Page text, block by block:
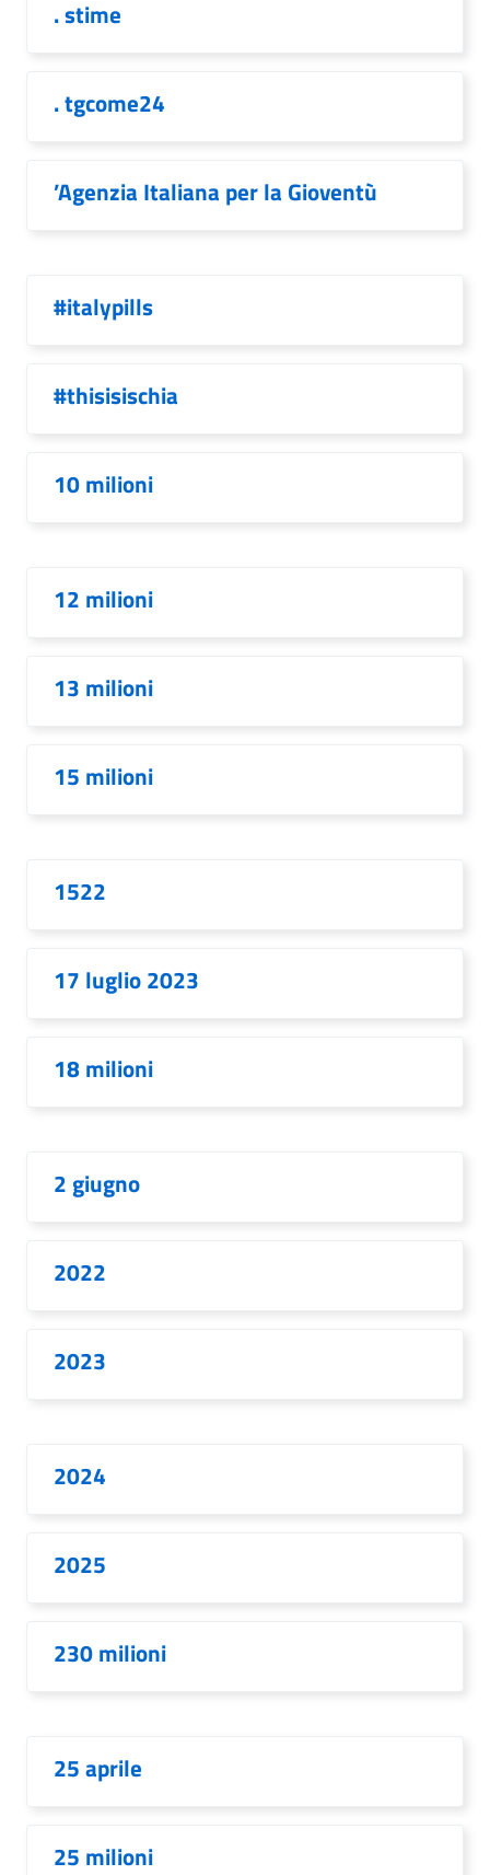
. stime
. tgcome24
’Agenzia Italiana per la Gioventù
#italypills
#thisisischia
10 milioni
12 milioni
13 milioni
15 milioni
1522
17 luglio 2023
18 milioni
2 giugno
2022
2023
2024
2025
230 milioni
25 aprile
25 milioni